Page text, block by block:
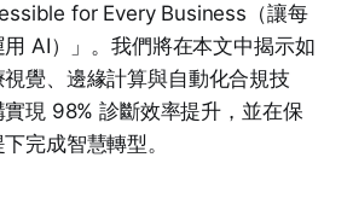
for Every Business（讓每
AI）」。我們將在本文中揭示如
覺、邊緣計算與自動化合規技
現 98% 診斷效率提升，並在保
完成智慧轉型。